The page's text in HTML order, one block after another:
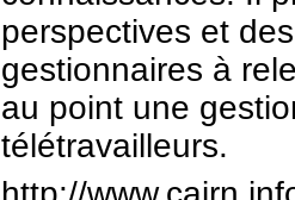
perspectives et
gestionnaires à
au point une
télétravailleurs.